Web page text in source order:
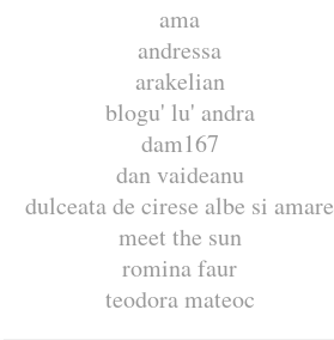
ama
andressa
arakelian
blogu' lu' andra
dam167
dan vaideanu
dulceata de cirese albe si amare
meet the sun
romina faur
teodora mateoc